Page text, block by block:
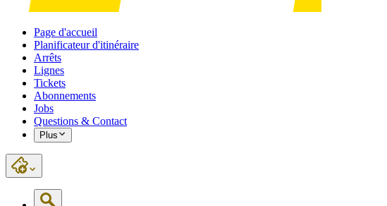
Page d'accueil
Planificateur d'itinéraire
Arrêts
Lignes
Tickets
Abonnements
Jobs
Questions & Contact
Plus